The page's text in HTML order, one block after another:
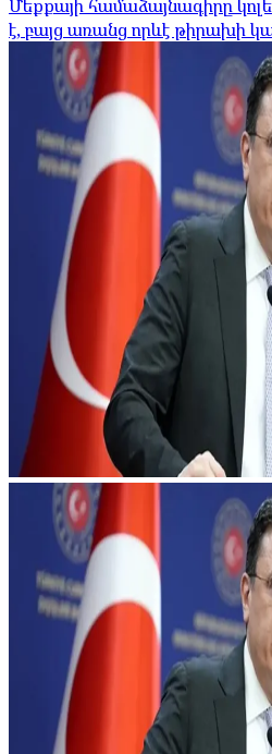
Մեքքայի համաձայնագիրը
է, բայց առանց որևէ թիրախի